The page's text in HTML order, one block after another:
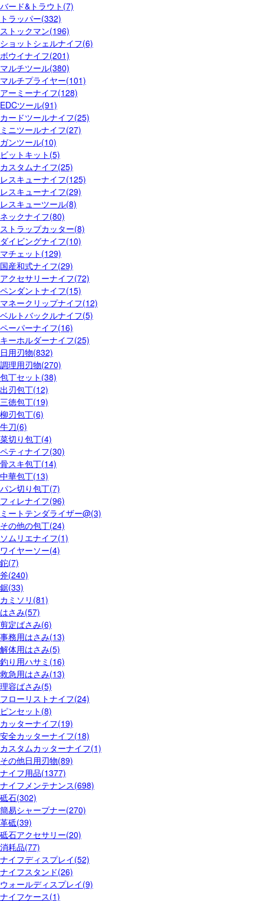
バード&トラウト(7)
トラッパー(332)
ストックマン(196)
ショットシェルナイフ(6)
ボウイナイフ(201)
マルチツール(380)
マルチプライヤー(101)
アーミーナイフ(128)
EDCツール(91)
カードツールナイフ(25)
ミニツールナイフ(27)
ガンツール(10)
ビットキット(5)
カスタムナイフ(25)
レスキューナイフ(125)
レスキューナイフ(29)
レスキューツール(8)
ネックナイフ(80)
ストラップカッター(8)
ダイビングナイフ(10)
マチェット(129)
国産和式ナイフ(29)
アクセサリーナイフ(72)
ペンダントナイフ(15)
マネークリップナイフ(12)
ベルトバックルナイフ(5)
ペーパーナイフ(16)
キーホルダーナイフ(25)
日用刃物(832)
調理用刃物(270)
包丁セット(38)
出刃包丁(12)
三徳包丁(19)
柳刃包丁(6)
牛刀(6)
菜切り包丁(4)
ペティナイフ(30)
骨スキ包丁(14)
中華包丁(13)
パン切り包丁(7)
フィレナイフ(96)
ミートテンダライザー@(3)
その他の包丁(24)
ソムリエナイフ(1)
ワイヤーソー(4)
鉈(7)
斧(240)
鋸(33)
カミソリ(81)
はさみ(57)
剪定ばさみ(6)
事務用はさみ(13)
解体用はさみ(5)
釣り用ハサミ(16)
救急用はさみ(13)
理容ばさみ(5)
フローリストナイフ(24)
ピンセット(8)
カッターナイフ(19)
安全カッターナイフ(18)
カスタムカッターナイフ(1)
その他日用刃物(89)
ナイフ用品(1377)
ナイフメンテナンス(698)
砥石(302)
簡易シャープナー(270)
革砥(39)
砥石アクセサリー(20)
消耗品(77)
ナイフディスプレイ(52)
ナイフスタンド(26)
ウォールディスプレイ(9)
ナイフケース(1)